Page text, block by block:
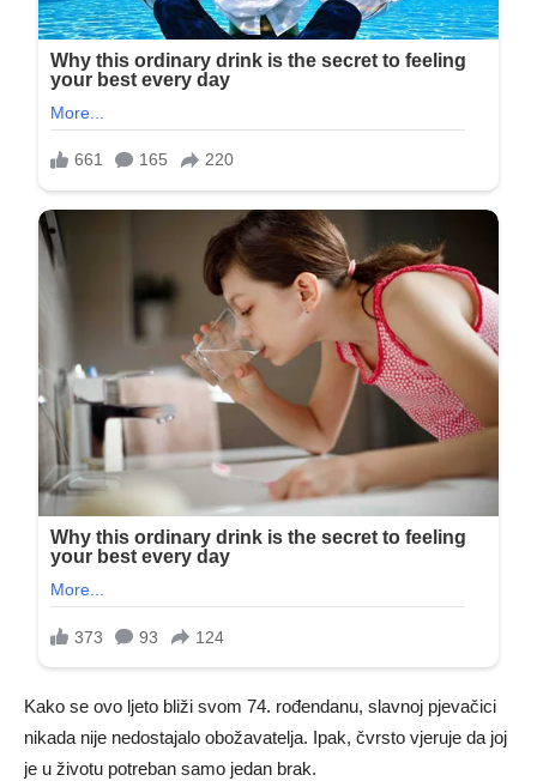
Kako se ovo ljeto bliži svom 74. rođendanu, slavnoj pjevačici
nikada nije nedostajalo obožavatelja. Ipak, čvrsto vjeruje da joj
je u životu potreban samo jedan brak.